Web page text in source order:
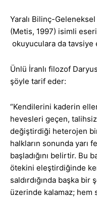
Yaralı Bilinç-
(Metis, 1997) isimli
okuyuculara da tavsiye
Ünlü İranlı filozof
şöyle tarif eder:
“Kendilerini kaderin
hevesleri geçen,
değiştirdiği heterojen
halkların sonunda yarı
başladığını belirtir. Bu
ötekini eleştirdiğinde
saldırdığında başka bir
üzerinde kalamaz; hem